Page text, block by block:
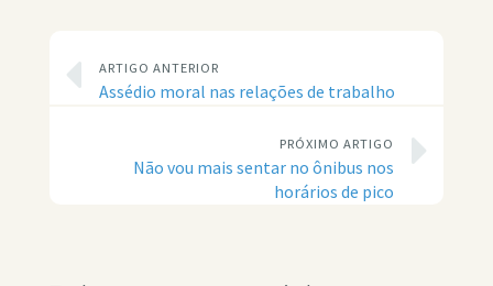
ARTIGO ANTERIOR
Assédio moral nas relações de trabalho
PRÓXIMO ARTIGO
Não vou mais sentar no ônibus nos
horários de pico